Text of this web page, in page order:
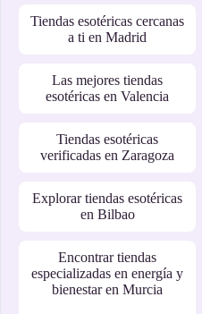
Tiendas esotéricas cercanas
a ti en Madrid
Las mejores tiendas
esotéricas en Valencia
Tiendas esotéricas
verificadas en Zaragoza
Explorar tiendas esotéricas
en Bilbao
Encontrar tiendas
especializadas en energía y
bienestar en Murcia